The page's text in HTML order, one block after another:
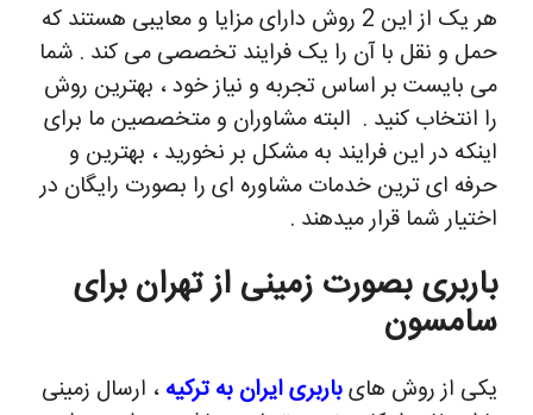
هر یک از این 2 روش دارای مزایا و معایبی هستند که
حمل و نقل با آن را یک فرایند تخصصی می کند . شما
می بایست بر اساس تجربه و نیاز خود ، بهترین روش
را انتخاب کنید . البته مشاوران و متخصصین ما برای
اینکه در این فرایند به مشکل بر نخورید ، بهترین و
حرفه ای ترین خدمات مشاوره ای را بصورت رایگان در
اختیار شما قرار میدهند .
باربری بصورت زمینی از تهران برای
سامسون
یکی از روش هایباربری ایران به ترکیه ، ارسال زمینی